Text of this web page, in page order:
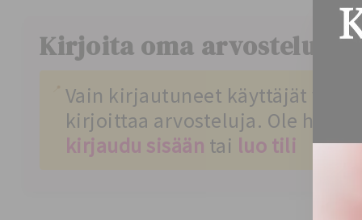
Kirjoita oma arvostelu
Vain kirjautuneet käyttäjät
kirjoittaa arvosteluja. Ole hyvä
kirjaudu sisään tai luo tili